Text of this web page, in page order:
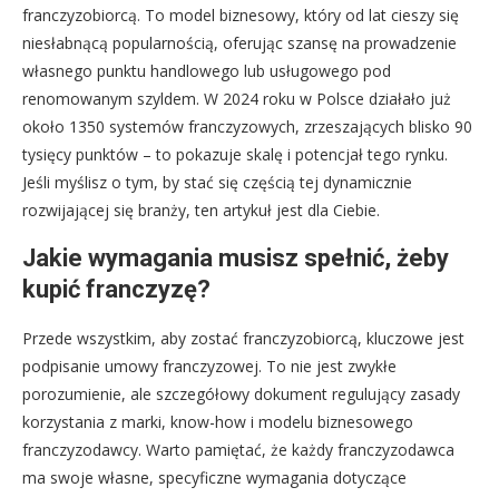
franczyzobiorcą. To model biznesowy, który od lat cieszy się
niesłabnącą popularnością, oferując szansę na prowadzenie
własnego punktu handlowego lub usługowego pod
renomowanym szyldem. W 2024 roku w Polsce działało już
około 1350 systemów franczyzowych, zrzeszających blisko 90
tysięcy punktów – to pokazuje skalę i potencjał tego rynku.
Jeśli myślisz o tym, by stać się częścią tej dynamicznie
rozwijającej się branży, ten artykuł jest dla Ciebie.
Jakie wymagania musisz spełnić, żeby
kupić franczyzę?
Przede wszystkim, aby zostać franczyzobiorcą, kluczowe jest
podpisanie umowy franczyzowej. To nie jest zwykłe
porozumienie, ale szczegółowy dokument regulujący zasady
korzystania z marki, know-how i modelu biznesowego
franczyzodawcy. Warto pamiętać, że każdy franczyzodawca
ma swoje własne, specyficzne wymagania dotyczące